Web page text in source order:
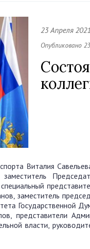
23 Апреля 2021
Опубликовано
Виталия
заместитель
Государственной
представители
власти,